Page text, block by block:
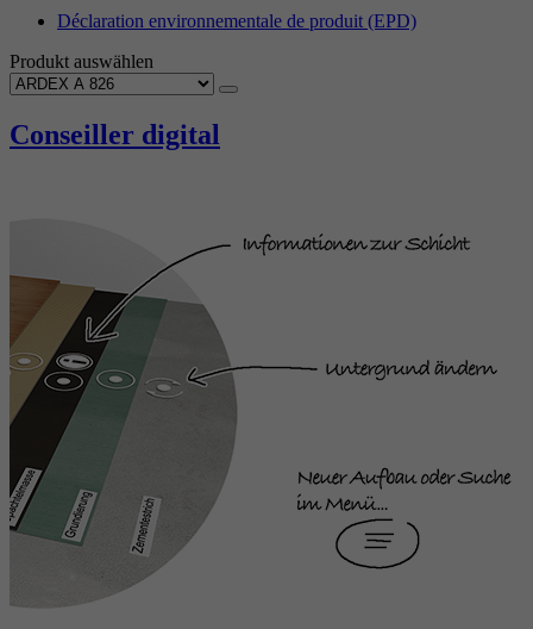
Déclaration environnementale de produit (EPD)
Produkt auswählen
Conseiller digital